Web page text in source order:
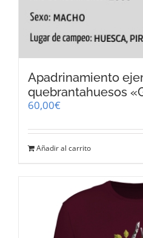
Apadrinamiento
quebrantahuesos
60,00€
Añadir al carrito